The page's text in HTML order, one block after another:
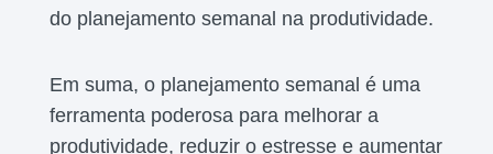
do planejamento semanal na produtividade.
Em suma, o planejamento semanal é uma
ferramenta poderosa para melhorar a
produtividade, reduzir o estresse e aumentar